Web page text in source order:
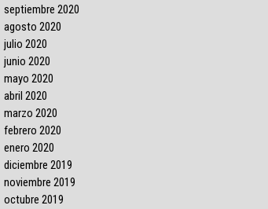
septiembre 2020
agosto 2020
julio 2020
junio 2020
mayo 2020
abril 2020
marzo 2020
febrero 2020
enero 2020
diciembre 2019
noviembre 2019
octubre 2019